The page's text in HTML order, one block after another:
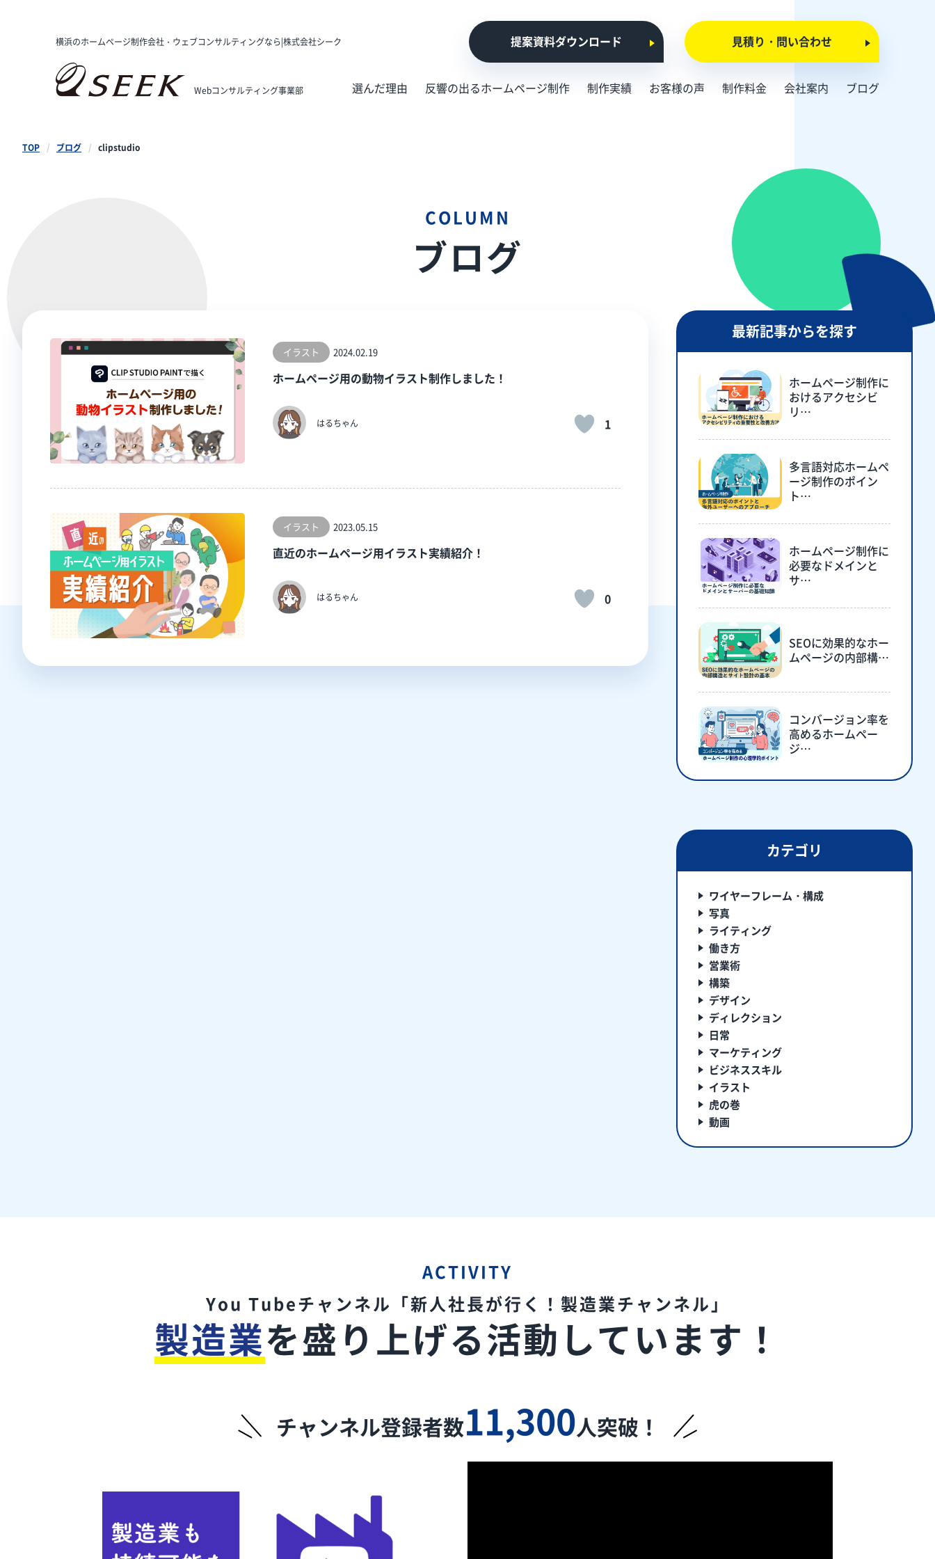
横浜のホームページ制作会社・ウェブコンサルティングなら|株式会社シーク 提案資料ダウンロード 見積り・問い合わせ
Webコンサルティング事業部 選んだ理由 反響の出るホームページ制作 制作実績 お客様の声 制作料金
会社案内
ブログ
TOP ブログ clipstudio
COLUMN
ブログ
イラスト 2024.02.19
ホームページ用の動物イラスト制作しました！
はるちゃん 1
イラスト 2023.05.15
直近のホームページ用イラスト実績紹介！
はるちゃん 0
最新記事からを探す
ホームページ制作に
おけるアクセシビ
リ…
多言語対応ホームペ
ージ制作のポイン
ト…
ホームページ制作に
必要なドメインと
サ…
SEOに効果的なホー
ムページの内部構…
コンバージョン率を
高めるホームペー
ジ…
カテゴリ
ワイヤーフレーム・構成
写真
ライティング
働き方
営業術
構築
デザイン
ディレクション
日常
マーケティング
ビジネススキル
イラスト
虎の巻
動画
ACTIVITY
You Tubeチャンネル 「新人社長が行く！製造業チャンネル」
製造業を盛り上げる活動しています！
チャンネル登録者数11,300人突破！